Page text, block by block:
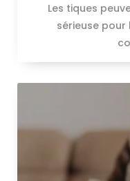
Les tiques
sérieuse